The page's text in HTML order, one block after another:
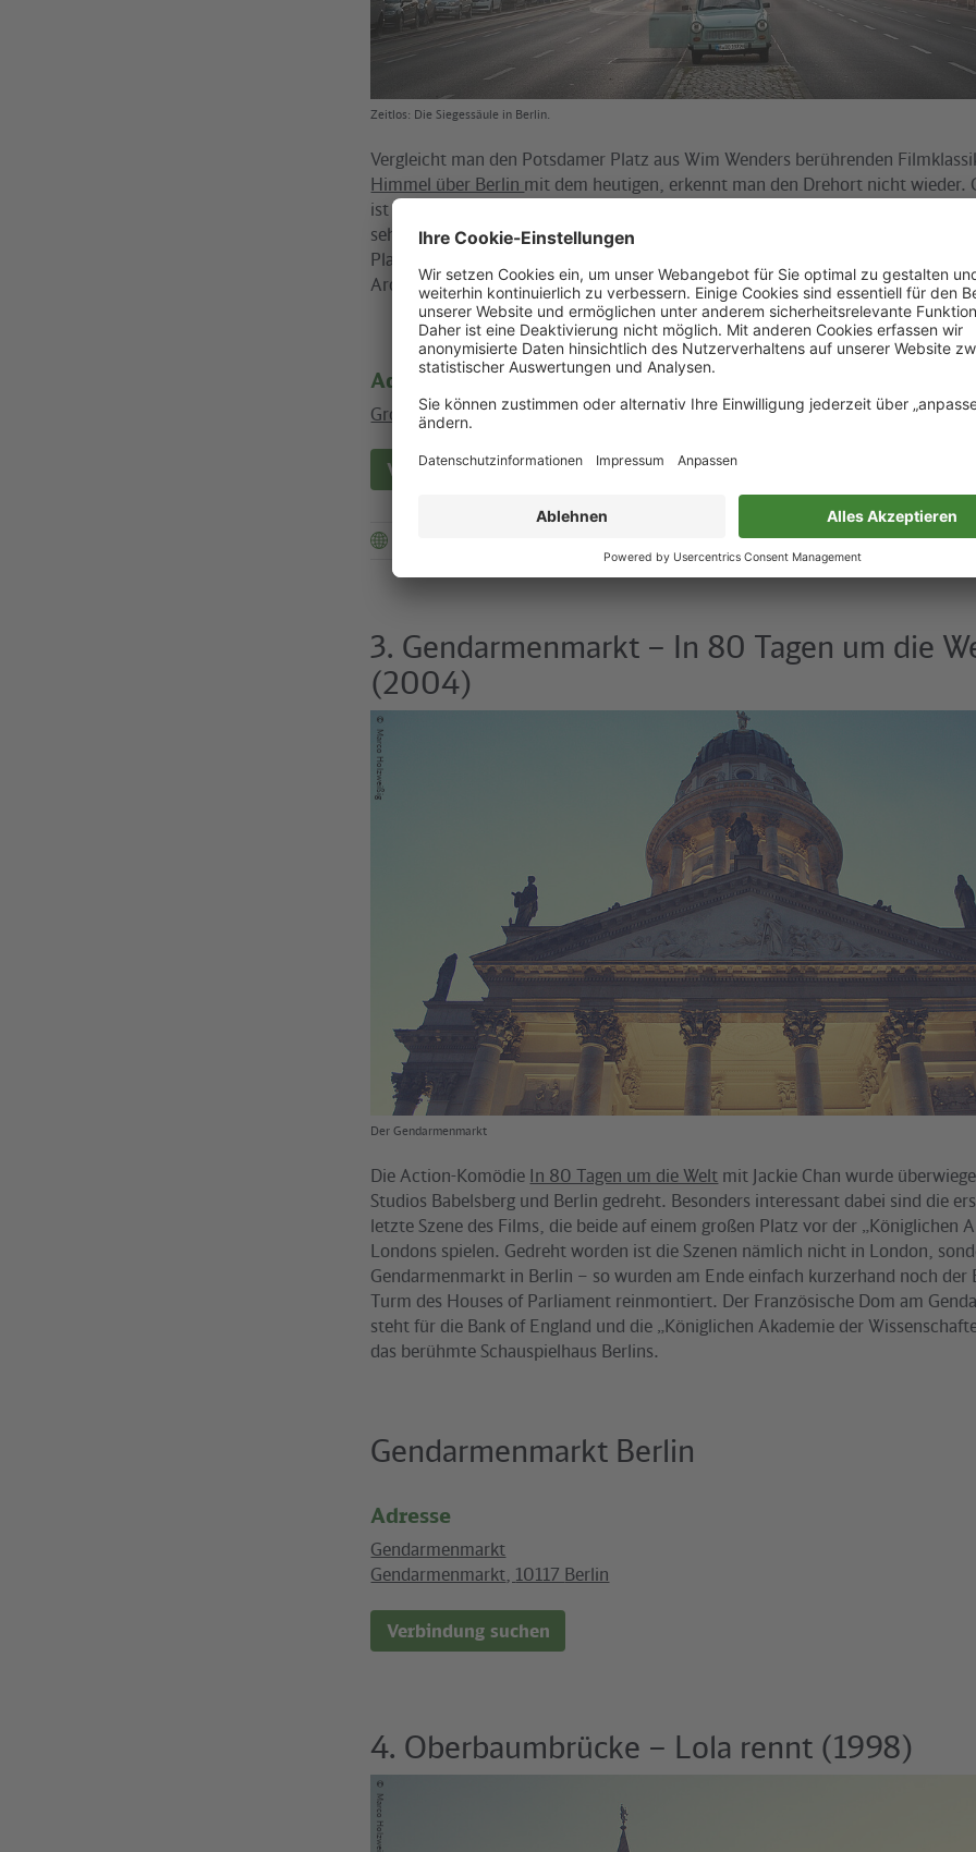
Zeitlos: Die Siegessäule in Berlin.
Vergleicht man den Potsdamer Platz aus Wim Wenders berührenden
Himmel über Berlin mit dem heutigen, erkennt man den Drehort nicht wieder.
ist der Film ein eindrucksvolles Zeitdokument von Berlin während des Kalten
sehen den Potsdamer Platz, wie er nach dem Krieg komplett brach lag, denn
Platz verlief die Berliner Mauer. Nach der Wende hat man begonnen den Platz
Architektur wieder aufzubauen.
Adresse
Großer Stern,10557Berlin
Verbindung suchen
3. Gendarmenmarkt – In 80 Tagen um die
(2004)
©
Marco Holzweißig
Der Gendarmenmarkt
Die Action-Komödie In 80 Tagen um die Welt mit Jackie Chan wurde
Studios Babelsberg und Berlin gedreht. Besonders interessant dabei sind die
letzte Szene des Films, die beide auf einem großen Platz vor der „Königlichen
Londons spielen. Gedreht worden ist die Szenen nämlich nicht in London,
Gendarmenmarkt in Berlin – so wurden am Ende einfach kurzerhand noch der
Turm des Houses of Parliament reinmontiert. Der Französische Dom am
steht für die Bank of England und die „Königlichen Akademie der
das berühmte Schauspielhaus Berlins.
Gendarmenmarkt Berlin
Adresse
Gendarmenmarkt
Gendarmenmarkt, 10117 Berlin
Verbindung suchen
4. Oberbaumbrücke – Lola rennt (1998)
©
Marco Holzweißig